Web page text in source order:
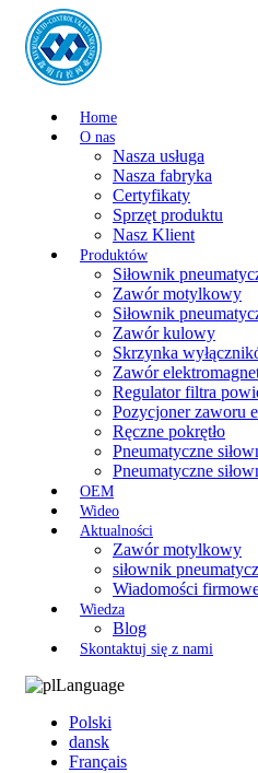
Home
O nas
Nasza usługa
Nasza fabryka
Certyfikaty
Sprzęt produktu
Nasz Klient
Produktów
Siłownik
Zawór motylkowy
Siłownik
Zawór kulowy
Skrzynka
Zawór
Regulator filtra
Pozycjoner zaworu
Ręczne pokrętło
Pneumatyczne
Pneumatyczne
OEM
Wideo
Aktualności
Zawór motylkowy
siłownik
Wiadomości
Wiedza
Blog
Skontaktuj się z nami
Language
Polski
dansk
Français